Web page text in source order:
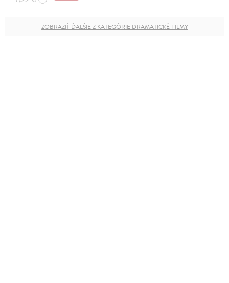
ZOBRAZIŤ ĎALŠIE Z KATEGÓRIE DRAMATICKÉ FILMY